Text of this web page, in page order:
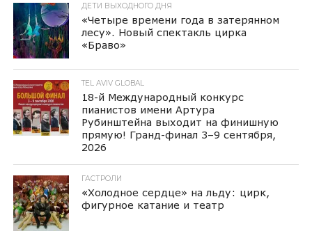
ДЕТИ ВЫХОДНОГО ДНЯ
«Четыре времени года в затерянном
лесу». Новый спектакль цирка
«Браво»
TEL AVIV GLOBAL
18-й Международный конкурс
пианистов имени Артура
Рубинштейна выходит на финишную
прямую! Гранд-финал 3–9 сентября,
2026
ГАСТРОЛИ
«Холодное сердце» на льду: цирк,
фигурное катание и театр